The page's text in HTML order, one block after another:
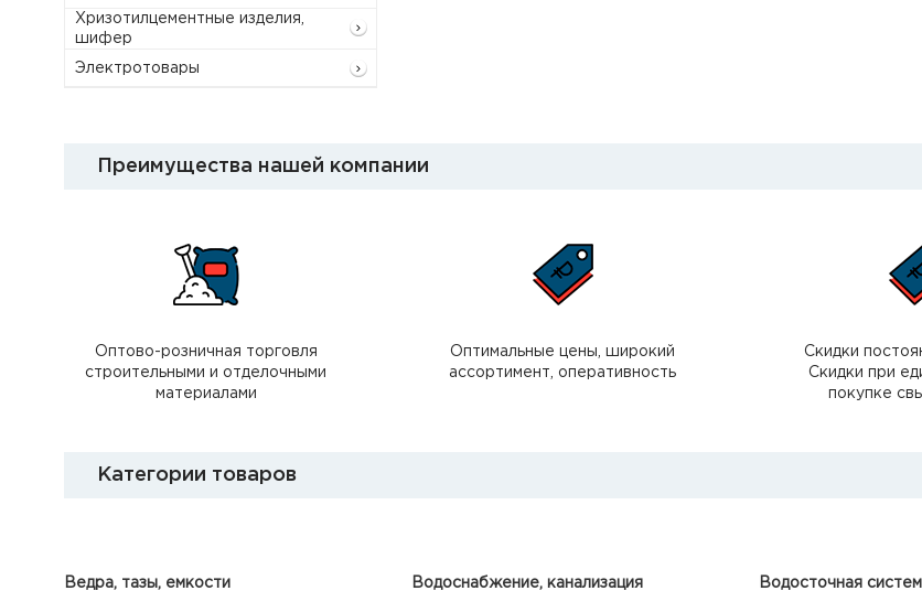
Хризотилцементные изделия,
шифер
Электротовары
Преимущества нашей компании
Оптово-розничная торговля
строительными и отделочными
материалами
Оптимальные цены, широкий
ассортимент, оперативность
Скидки
Скидки при
покупке
Категории товаров
Ведра, тазы, емкости Водоснабжение, канализация Водосточная